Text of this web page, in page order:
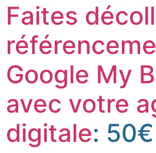
Faites
Google My
avec votre
digitale: